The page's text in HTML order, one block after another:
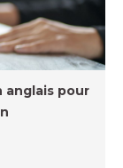
anglais pour